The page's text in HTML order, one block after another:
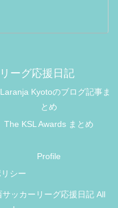
ーグ応援日記
Kyotoのブログ記事ま
とめ
The KSL Awards まとめ
Profile
シー
ッカーリーグ応援日記 All